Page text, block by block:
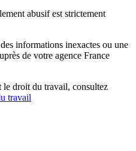
abusif est strictement
informations inexactes ou une
de votre agence France
le droit du travail, consultez
travail